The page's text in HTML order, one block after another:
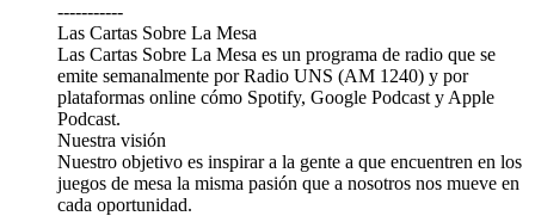
-----------
Las Cartas Sobre La Mesa
Las Cartas Sobre La Mesa es un programa de radio que se
emite semanalmente por Radio UNS (AM 1240) y por
plataformas online cómo Spotify, Google Podcast y Apple
Podcast.
Nuestra visión
Nuestro objetivo es inspirar a la gente a que encuentren en los
juegos de mesa la misma pasión que a nosotros nos mueve en
cada oportunidad.